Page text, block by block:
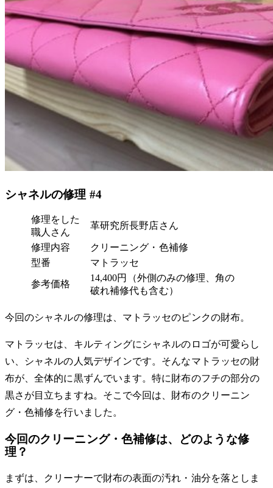
シャネルの修理 #4
修理をした
職人さん
革研究所長野店さん
修理内容
クリーニング・色補修
型番
マトラッセ
参考価格
14,400円（外側のみの修理、角の
破れ補修代も含む）
今回のシャネルの修理は、マトラッセのピンクの財布。
マトラッセは、キルティングにシャネルのロゴが可愛らし
い、シャネルの人気デザインです。そんなマトラッセの財
布が、全体的に黒ずんでいます。特に財布のフチの部分の
黒さが目立ちますね。そこで今回は、財布のクリーニン
グ・色補修を行いました。
今回のクリーニング・色補修は、どのような修
理？
まずは、クリーナーで財布の表面の汚れ・油分を落としま